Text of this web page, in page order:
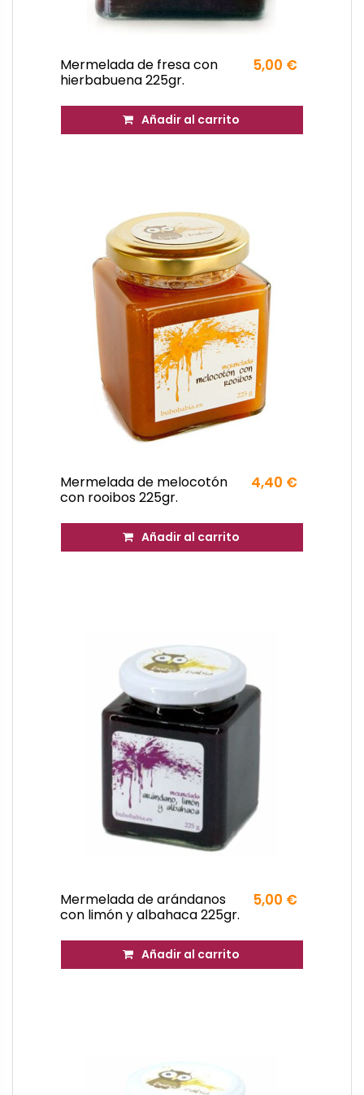
Mermelada de fresa con
hierbabuena 225gr.
5,00 €
Añadir al carrito
Mermelada de melocotón
con rooibos 225gr.
4,40 €
Añadir al carrito
Mermelada de arándanos
con limón y albahaca 225gr.
5,00 €
Añadir al carrito